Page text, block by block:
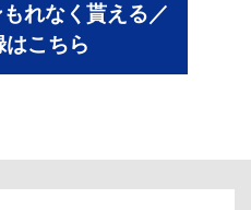
れなく貰える／
こちら